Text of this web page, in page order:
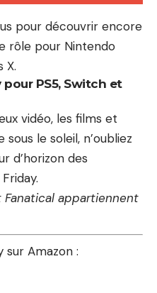
pour découvrir encore
rôle pour Nintendo
X.
PS5, Switch et
vidéo, les films et
le soleil, n’oubliez
d’horizon des
Fanatical appartiennent
sur Amazon :